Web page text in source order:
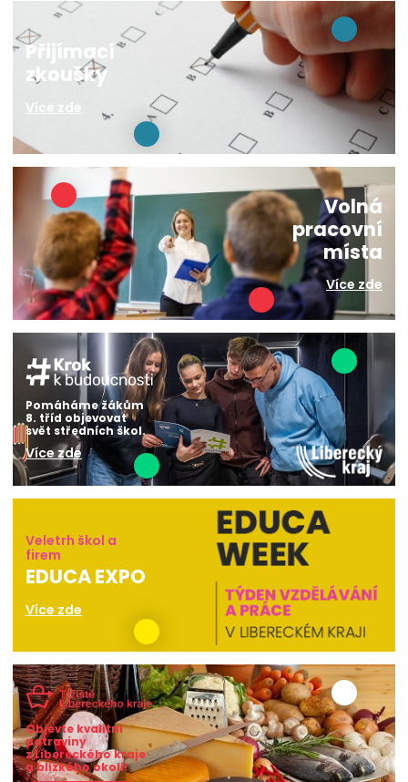
Přijímací
zkoušky
Více zde
Volná
pracovní
místa
Více zde
Pomáháme žákům
8. tříd objevovat
svět středních škol.
Více zde
Veletrh škol a
firem
EDUCA EXPO
Více zde
Objevte kvalitní
potraviny
z Libereckého kraje
a blízkého okolí!